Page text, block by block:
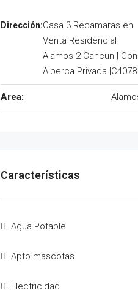
Casa 3 Recamaras en
Venta Residencial
Alamos 2 Cancun | Con
Alberca Privada |C4078
Area:
Agua Potable
Apto mascotas
Electricidad